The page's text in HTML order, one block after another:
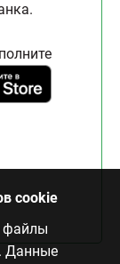
cookie
файлы
Данные